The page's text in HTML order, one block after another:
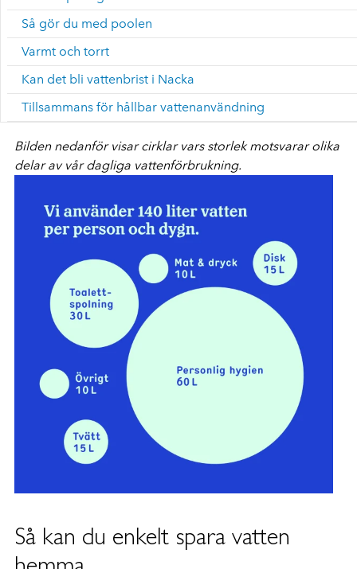
Så gör du med poolen
Varmt och torrt
Kan det bli vattenbrist i Nacka
Tillsammans för hållbar vattenanvändning
Bilden nedanför visar cirklar vars storlek motsvarar olika
delar av vår dagliga vattenförbrukning.
Så kan du enkelt spara vatten